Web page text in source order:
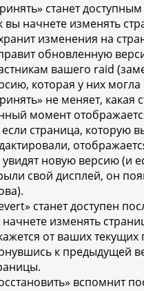
станет доступным
вы начнете изменять
изменения на
обновленную
вашего raid
которая у них могла
не меняет, какая
момент
страница, которую
новую версию (и
свой дисплей, он
станет доступен
изменять
от ваших текущих
к предыдущей
вспомнит